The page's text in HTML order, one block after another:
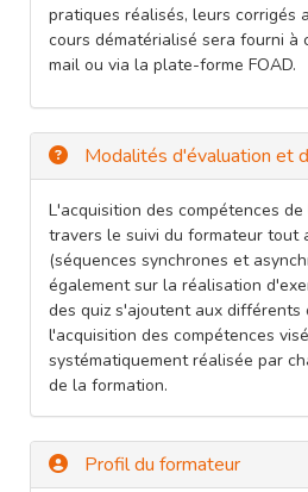
pratiques réalisés, leurs corrigés
cours dématérialisé sera fourni à
mail ou via la plate-forme FOAD.
Modalités d'évaluation et
L'acquisition des compétences
travers le suivi du formateur tout
(séquences synchrones et
également sur la réalisation
des quiz s'ajoutent aux
l'acquisition des compétences
systématiquement réalisée par
de la formation.
Profil du formateur